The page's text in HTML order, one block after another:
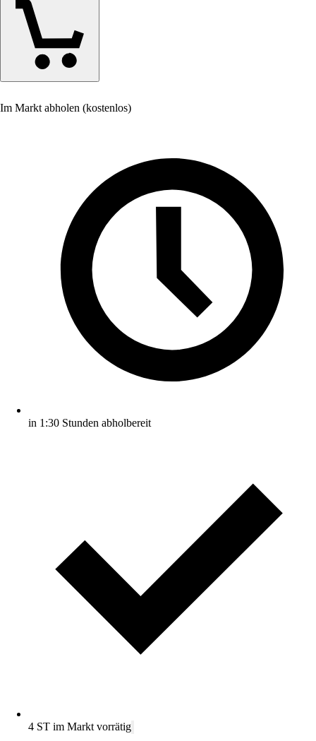
Im Markt abholen (kostenlos)
in 1:30 Stunden abholbereit
4 ST im Markt vorrätig